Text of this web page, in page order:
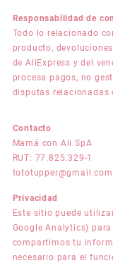
Responsabilidad de
Todo lo relacionado
producto,
de AliExpress y del
procesa pagos, no
disputas relacionadas
Contacto
Mamá con Ali SpA
RUT: 77.825.329-1
tototupper@gmail.com
Privacidad
Este sitio puede
Google Analytics)
compartimos tu
necesario para el